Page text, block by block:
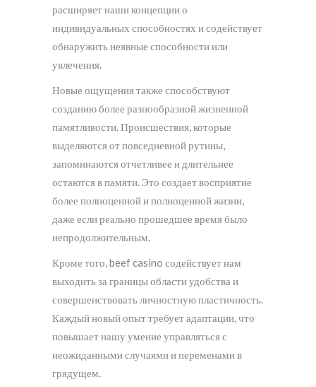
расширяет наши концепции о
индивидуальных способностях и содействует
обнаружить неявные способности или
увлечения.
Новые ощущения также способствуют
созданию более разнообразной жизненной
памятливости. Происшествия, которые
выделяются от повседневной рутины,
запоминаются отчетливее и длительнее
остаются в памяти. Это создает восприятие
более полноценной и полноценной жизни,
даже если реально прошедшее время было
непродолжительным.
Кроме того, beef casino содействует нам
выходить за границы области удобства и
совершенствовать личностную пластичность.
Каждый новый опыт требует адаптации, что
повышает нашу умение управляться с
неожиданными случаями и переменами в
грядущем.